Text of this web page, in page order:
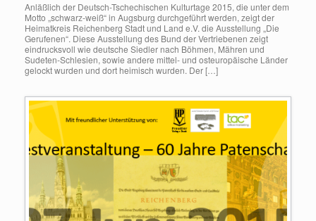
Anläßlich der Deutsch-Tschechischen Kulturtage 2015, die unter dem
Motto „schwarz-weiß“ in Augsburg durchgeführt werden, zeigt der
Heimatkreis Reichenberg Stadt und Land e.V. die Ausstellung „Die
Gerufenen“. Diese Ausstellung des Bund der Vertriebenen zeigt
eindrucksvoll wie deutsche Siedler nach Böhmen, Mähren und
Sudeten-Schlesien, sowie andere mittel- und osteuropäische Länder
gelockt wurden und dort heimisch wurden. Der […]